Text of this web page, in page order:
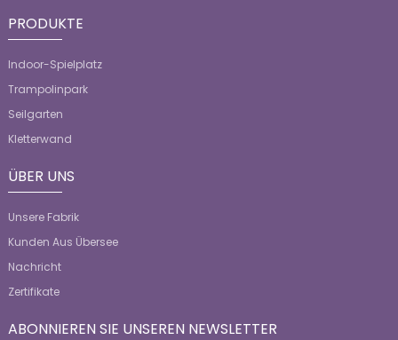
PRODUKTE
Indoor-Spielplatz
Trampolinpark
Seilgarten
Kletterwand
ÜBER UNS
Unsere Fabrik
Kunden Aus Übersee
Nachricht
Zertifikate
ABONNIEREN SIE UNSEREN NEWSLETTER